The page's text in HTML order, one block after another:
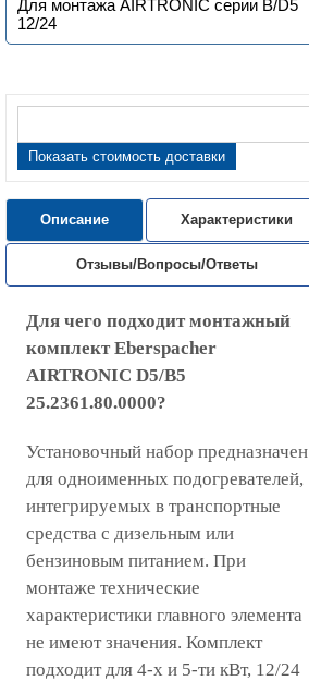
Для монтажа AIRTRONIC серии B/D5
12/24
Показать стоимость доставки
Описание Характеристики
Отзывы/Вопросы/Ответы
Для чего подходит монтажный
комплект Eberspacher
AIRTRONIC D5/B5
25.2361.80.0000?
Установочный набор предназначен
для одноименных подогревателей,
интегрируемых в транспортные
средства с дизельным или
бензиновым питанием. При
монтаже технические
характеристики главного элемента
не имеют значения. Комплект
подходит для 4-х и 5-ти кВт, 12/24